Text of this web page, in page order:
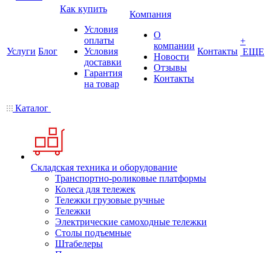
Услуги Блог
Как купить
Условия
оплаты
Условия
доставки
Гарантия
на товар
Компания
О
компании
Новости
Отзывы
Контакты
Контакты
+
ЕЩЕ
Каталог
Складская техника и оборудование
Транспортно-роликовые платформы
Колеса для тележек
Тележки грузовые ручные
Тележки
Электрические самоходные тележки
Столы подъемные
Штабелеры